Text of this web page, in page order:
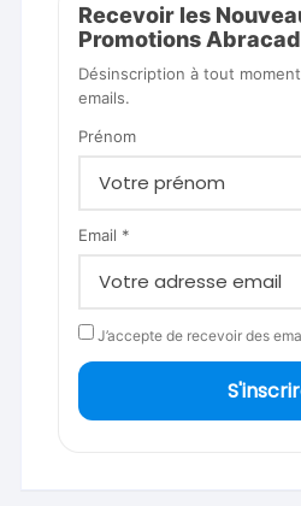
Recevoir les
Promotions
Désinscription à tout
emails.
Prénom
Email *
J’accepte de recevoir des